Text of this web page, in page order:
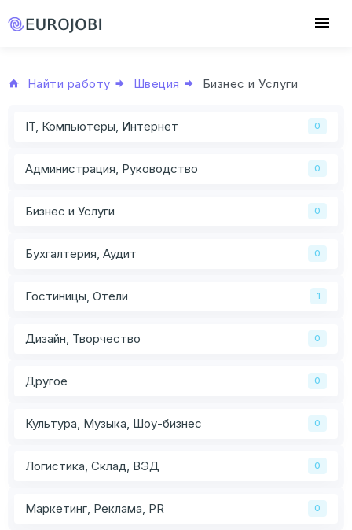
Найти работу Швеция Бизнес и Услуги
IT, Компьютеры, Интернет 0
Администрация, Руководство 0
Бизнес и Услуги 0
Бухгалтерия, Аудит 0
Гостиницы, Отели 1
Дизайн, Творчество 0
Другое 0
Культура, Музыка, Шоу-бизнес 0
Логистика, Склад, ВЭД 0
Маркетинг, Реклама, PR 0